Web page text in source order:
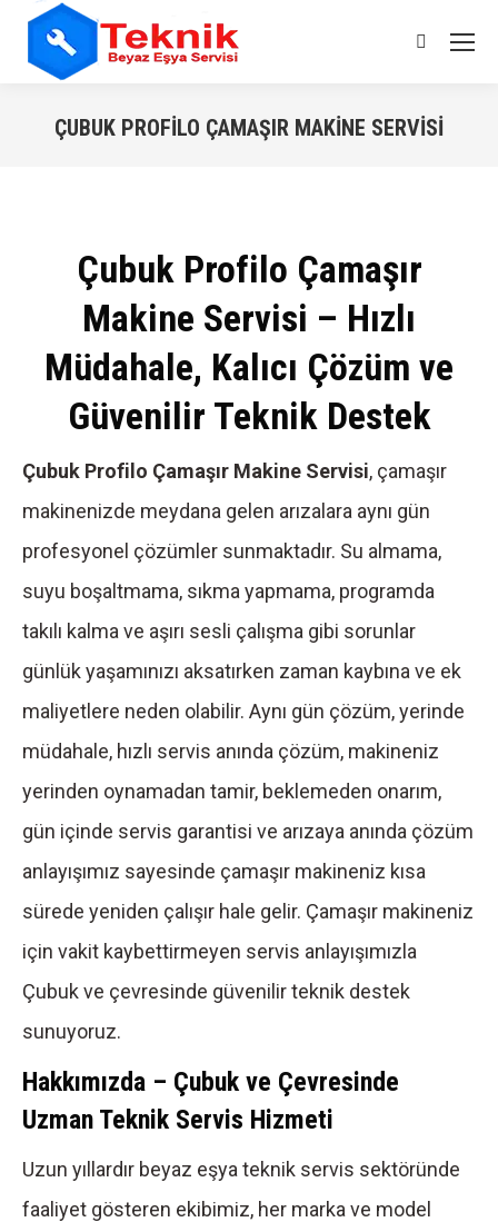
Search:
ÇUBUK PROFILO ÇAMAŞIR MAKINE SERVISI
Çubuk Profilo Çamaşır
Makine Servisi – Hızlı
Müdahale, Kalıcı Çözüm ve
Güvenilir Teknik Destek
Çubuk Profilo Çamaşır Makine Servisi, çamaşır
makinenizde meydana gelen arızalara aynı gün
profesyonel çözümler sunmaktadır. Su almama,
suyu boşaltmama, sıkma yapmama, programda
takılı kalma ve aşırı sesli çalışma gibi sorunlar
günlük yaşamınızı aksatırken zaman kaybına ve ek
maliyetlere neden olabilir. Aynı gün çözüm, yerinde
müdahale, hızlı servis anında çözüm, makineniz
yerinden oynamadan tamir, beklemeden onarım,
gün içinde servis garantisi ve arızaya anında çözüm
anlayışımız sayesinde çamaşır makineniz kısa
sürede yeniden çalışır hale gelir. Çamaşır makineniz
için vakit kaybettirmeyen servis anlayışımızla
Çubuk ve çevresinde güvenilir teknik destek
sunuyoruz.
Hakkımızda – Çubuk ve Çevresinde
Uzman Teknik Servis Hizmeti
Uzun yıllardır beyaz eşya teknik servis sektöründe
faaliyet gösteren ekibimiz, her marka ve model